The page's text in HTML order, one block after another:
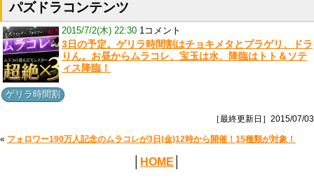
パズドラコンテンツ
2015/7/2(木) 22:30 1コメント
3日の予定。ゲリラ時間割はチョキメタとプラゲリ、ドラ
りん。お昼からムラコレ、宝玉は水、降臨はトト＆ソテ
ィス降臨！
ゲリラ時間割
［最終更新日］2015/07/03
« フォロワー190万人記念のムラコレが3日(金)12時から開催！15種類が対象！
HOME